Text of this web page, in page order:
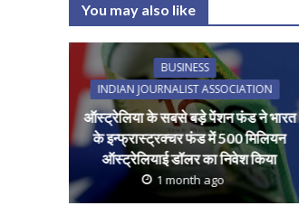
s
A
p
p
b
o
k
You may also like
BUSINESS
INDIAN JOURNALIST ASSOCIATION
ऑस्ट्रेलिया के सबसे बड़े पेंशन फंड ने भारत
के इन्फ्रास्ट्रक्चर फंड में 500 मिलियन
ऑस्ट्रेलियाई डॉलर का निवेश किया
1 month ago